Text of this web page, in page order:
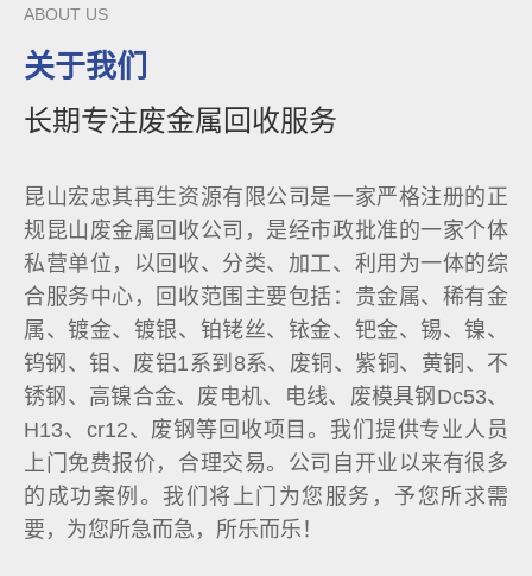
ABOUT US
关于我们
长期专注废金属回收服务
昆山宏忠其再生资源有限公司是一家严格注册的正
规昆山废金属回收公司，是经市政批准的一家个体
私营单位，以回收、分类、加工、利用为一体的综
合服务中心，回收范围主要包括：贵金属、稀有金
属、镀金、镀银、铂铑丝、铱金、钯金、锡、镍、
钨钢、钼、废铝1系到8系、废铜、紫铜、黄铜、不
锈钢、高镍合金、废电机、电线、废模具钢Dc53、
H13、cr12、废钢等回收项目。我们提供专业人员
上门免费报价，合理交易。公司自开业以来有很多
的成功案例。我们将上门为您服务，予您所求需
要，为您所急而急，所乐而乐！